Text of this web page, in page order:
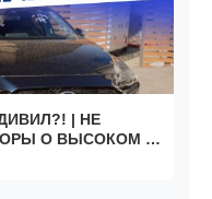
| НЕ
О ВЫСОКОМ |